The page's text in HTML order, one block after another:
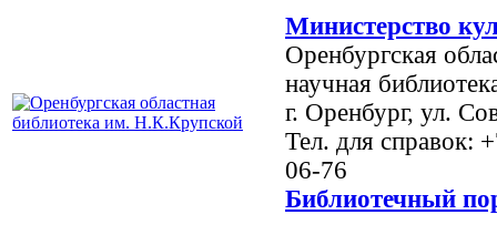
Министерство
Оренбургская
научная
г. Оренбург, ул.
Тел. для справок:
06-76
Библиотечный